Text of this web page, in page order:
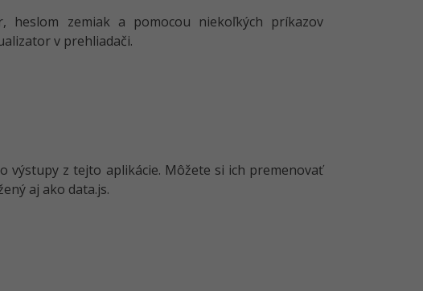
zemiak a pomocou niekoľkých príkazov
v prehliadači.
výstupy z tejto aplikácie. Môžete si ich premenovať
aj ako data.js.